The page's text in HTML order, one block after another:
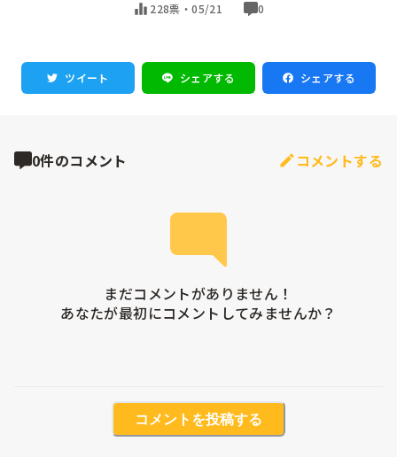
228票・05/21 0
ツイート シェアする シェアする
0件のコメント コメントする
まだコメントがありません！
あなたが最初にコメントしてみませんか？
コメントを投稿する